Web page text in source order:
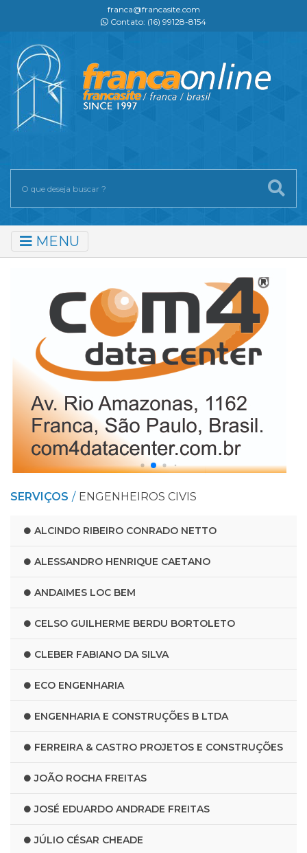
franca@francasite.com
Contato: (16) 99128-8154
MENU
SERVIÇOS ENGENHEIROS CIVIS
ALCINDO RIBEIRO CONRADO NETTO
ALESSANDRO HENRIQUE CAETANO
ANDAIMES LOC BEM
CELSO GUILHERME BERDU BORTOLETO
CLEBER FABIANO DA SILVA
ECO ENGENHARIA
ENGENHARIA E CONSTRUÇÕES B LTDA
FERREIRA & CASTRO PROJETOS E CONSTRUÇÕES
JOÃO ROCHA FREITAS
JOSÉ EDUARDO ANDRADE FREITAS
JÚLIO CÉSAR CHEADE